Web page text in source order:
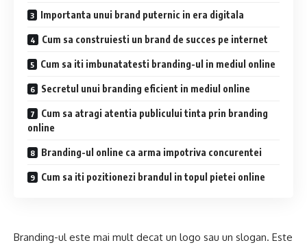
Importanta unui brand puternic in era digitala
Cum sa construiesti un brand de succes pe internet
Cum sa iti imbunatatesti branding-ul in mediul online
Secretul unui branding eficient in mediul online
Cum sa atragi atentia publicului tinta prin branding
online
Branding-ul online ca arma impotriva concurentei
Cum sa iti pozitionezi brandul in topul pietei online
Branding-ul este mai mult decat un logo sau un slogan. Este